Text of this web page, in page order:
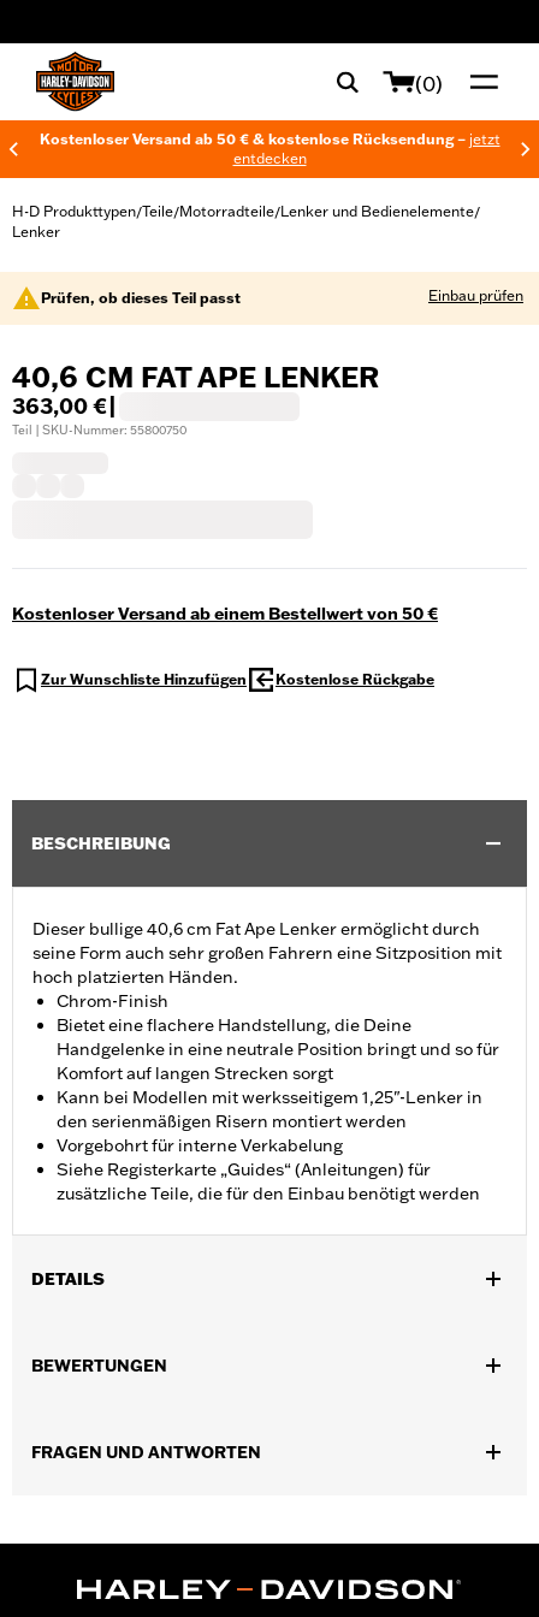
(0)
Kostenloser Versand ab 50 € & kostenlose Rücksendung – jetzt
entdecken
H-D Produkttypen/Teile/Motorradteile/Lenker und Bedienelemente/
Lenker
Prüfen, ob dieses Teil passt Einbau prüfen
40,6 CM FAT APE LENKER
363,00 €
Teil | SKU-Nummer: 55800750
Kostenloser Versand ab einem Bestellwert von 50 €
Zur Wunschliste Hinzufügen Kostenlose Rückgabe
BESCHREIBUNG
Dieser bullige 40,6 cm Fat Ape Lenker ermöglicht durch
seine Form auch sehr großen Fahrern eine Sitzposition mit
hoch platzierten Händen.
Chrom-Finish
Bietet eine flachere Handstellung, die Deine
Handgelenke in eine neutrale Position bringt und so für
Komfort auf langen Strecken sorgt
Kann bei Modellen mit werksseitigem 1,25"-Lenker in
den serienmäßigen Risern montiert werden
Vorgebohrt für interne Verkabelung
Siehe Registerkarte „Guides“ (Anleitungen) für
zusätzliche Teile, die für den Einbau benötigt werden
DETAILS
abnehmbaren H-D 4-Punkt-Montagekits. Modelle, die
Installationsanleitung
Basisbreite:11.0
Riffelung Mitte-zu-Mitte:3.54
BEWERTUNGEN
FRAGEN UND ANTWORTEN